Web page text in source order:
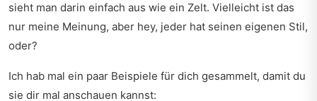
sieht man darin einfach aus wie ein Zelt. Vielleicht ist das
nur meine Meinung, aber hey, jeder hat seinen eigenen Stil,
oder?
Ich hab mal ein paar Beispiele für dich gesammelt, damit du
sie dir mal anschauen kannst: